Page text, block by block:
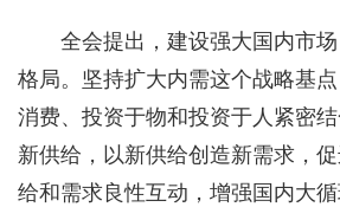
全会提出，建设强大国内市
格局。坚持扩大内需这个战略基
消费、投资于物和投资于人紧密
新供给，以新供给创造新需求，
给和需求良性互动，增强国内大